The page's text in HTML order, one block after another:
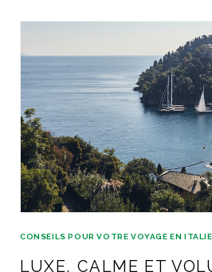
CONSEILS POUR VOTRE VOYAGE EN ITALIE
LUXE, CALME ET